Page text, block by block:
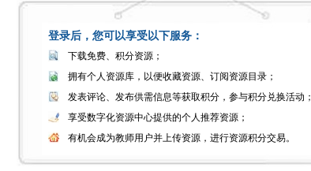
登录后，您可以享受以下服务：
下载免费、积分资源；
拥有个人资源库，以便收藏资源、订阅资源目录；
发表评论、发布供需信息等获取积分，参与积分兑换活动；
享受数字化资源中心提供的个人推荐资源；
有机会成为教师用户并上传资源，进行资源积分交易。